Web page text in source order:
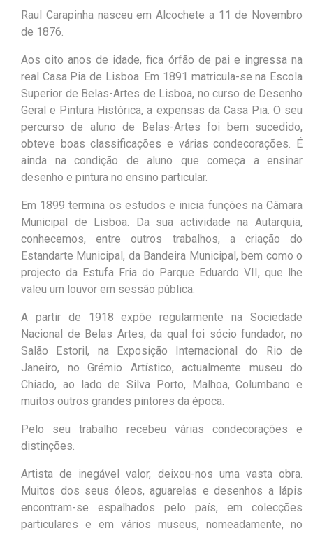
Raul Carapinha nasceu em Alcochete a 11 de Novembro
de 1876.
Aos oito anos de idade, fica órfão de pai e ingressa na
real Casa Pia de Lisboa. Em 1891 matricula-se na Escola
Superior de Belas-Artes de Lisboa, no curso de Desenho
Geral e Pintura Histórica, a expensas da Casa Pia. O seu
percurso de aluno de Belas-Artes foi bem sucedido,
obteve boas classificações e várias condecorações. É
ainda na condição de aluno que começa a ensinar
desenho e pintura no ensino particular.
Em 1899 termina os estudos e inicia funções na Câmara
Municipal de Lisboa. Da sua actividade na Autarquia,
conhecemos, entre outros trabalhos, a criação do
Estandarte Municipal, da Bandeira Municipal, bem como o
projecto da Estufa Fria do Parque Eduardo VII, que lhe
valeu um louvor em sessão pública.
A partir de 1918 expõe regularmente na Sociedade
Nacional de Belas Artes, da qual foi sócio fundador, no
Salão Estoril, na Exposição Internacional do Rio de
Janeiro, no Grémio Artístico, actualmente museu do
Chiado, ao lado de Silva Porto, Malhoa, Columbano e
muitos outros grandes pintores da época.
Pelo seu trabalho recebeu várias condecorações e
distinções.
Artista de inegável valor, deixou-nos uma vasta obra.
Muitos dos seus óleos, aguarelas e desenhos a lápis
encontram-se espalhados pelo país, em colecções
particulares e em vários museus, nomeadamente, no